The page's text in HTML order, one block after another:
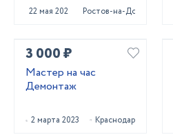
22 мая 2024 Ростов-на-Дону
3 000 ₽
Мастер на час
Демонтаж
2 марта 2023 Краснодар